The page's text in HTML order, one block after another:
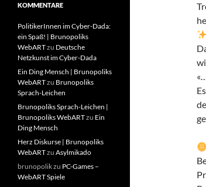
KOMMENTARE
PolitikerInnen im Cyber-Dada:
ein Spaß! | Brunopoliks
WebARTzu Deutsche
Netzkunst im Cyber-Dada
Ein Ding Mensch | Brunopoliks
WebARTzu Brunopoliks
Sprach-Leichen
Brunopoliks Sprach-Leichen |
Brunopoliks WebARTzu Ein
Ding Mensch
Herz Diskurse | Brunopoliks
WebARTzu Asylmikado
brunopolikzu PC-Games –
WebART Spiele